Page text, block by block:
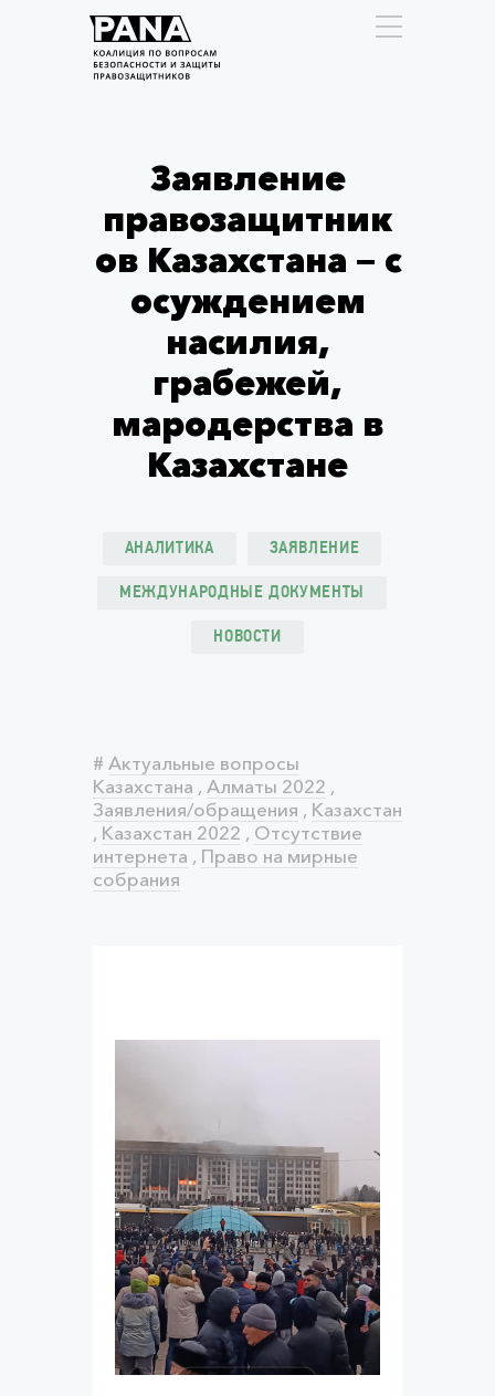
Заявление
правозащитник
ов Казахстана — с
осуждением
насилия,
грабежей,
мародерства в
Казахстане
АНАЛИТИКА ЗАЯВЛЕНИЕ
МЕЖДУНАРОДНЫЕ ДОКУМЕНТЫ
НОВОСТИ
# Актуальные вопросы
Казахстана , Алматы 2022 ,
Заявления/обращения , Казахстан
, Казахстан 2022 , Отсутствие
интернета , Право на мирные
собрания